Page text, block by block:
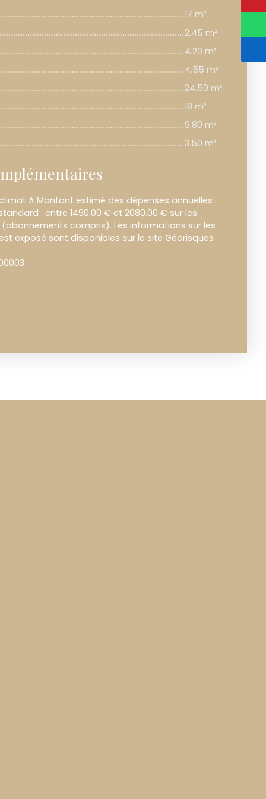
17 m²
2.45 m²
4.20 m²
4.55 m²
24.50 m²
18 m²
9.80 m²
3.50 m²
A Montant estimé des dépenses annuelles
: entre 1490.00 € et 2080.00 € sur les
(abonnements compris). Les informations sur les
exposé sont disponibles sur le site Géorisques :